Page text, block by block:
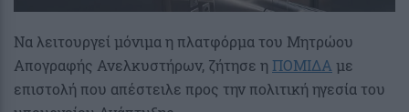
Να λειτουργεί μόνιμα η πλατφόρμα του Μητρώου
Απογραφής Ανελκυστήρων, ζήτησε η ΠΟΜΙΔΑ με
επιστολή που απέστειλε προς την πολιτική ηγεσία του